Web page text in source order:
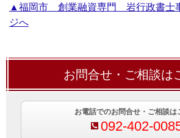
▲福岡市 創業融資専門 岩行政書士
ジへ
お問合せ・ご相談は
お電話でのお問合せ・ご相談は
092-402-